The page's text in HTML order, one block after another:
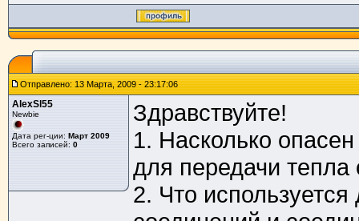
Отправлено: 13 Марта, 2009 - 23:17:06
AlexSl55
Newbie
Дата рег-ции: Март 2009
Всего записей: 0
Здравствуйте!
1. Насколько
для передачи тепла
2. Что